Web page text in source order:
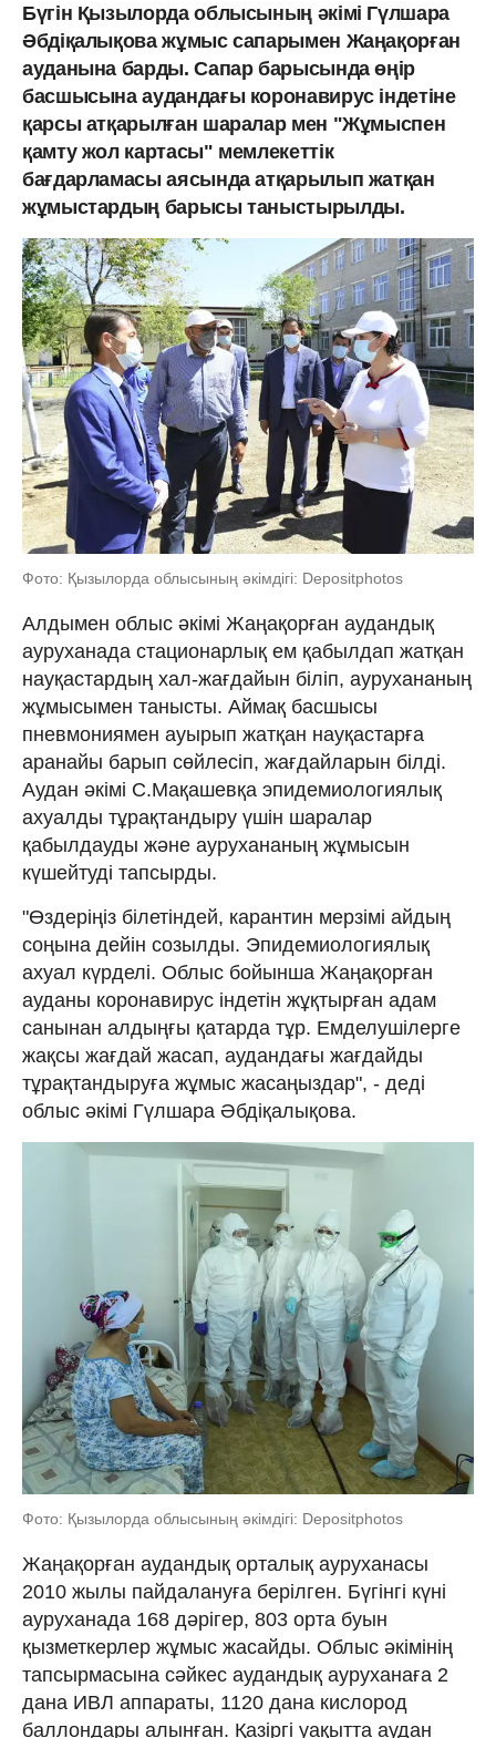
Бүгін Қызылорда облысының әкімі Гүлшара
Әбдіқалықова жұмыс сапарымен Жаңақорған
ауданына барды. Сапар барысында өңір
басшысына аудандағы коронавирус індетіне
қарсы атқарылған шаралар мен "Жұмыспен
қамту жол картасы" мемлекеттік
бағдарламасы аясында атқарылып жатқан
жұмыстардың барысы таныстырылды.
Фото: Қызылорда облысының әкімдігі: Depositphotos
Алдымен облыс әкімі Жаңақорған аудандық
ауруханада стационарлық ем қабылдап жатқан
науқастардың хал-жағдайын біліп, аурухананың
жұмысымен танысты. Аймақ басшысы
пневмониямен ауырып жатқан науқастарға
аранайы барып сөйлесіп, жағдайларын білді.
Аудан әкімі С.Мақашевқа эпидемиологиялық
ахуалды тұрақтандыру үшін шаралар
қабылдауды және аурухананың жұмысын
күшейтуді тапсырды.
"Өздеріңіз білетіндей, карантин мерзімі айдың
соңына дейін созылды. Эпидемиологиялық
ахуал күрделі. Облыс бойынша Жаңақорған
ауданы коронавирус індетін жұқтырған адам
санынан алдыңғы қатарда тұр. Емделушілерге
жақсы жағдай жасап, аудандағы жағдайды
тұрақтандыруға жұмыс жасаңыздар", - деді
облыс әкімі Гүлшара Әбдіқалықова.
Фото: Қызылорда облысының әкімдігі: Depositphotos
Жаңақорған аудандық орталық ауруханасы
2010 жылы пайдалануға берілген. Бүгінгі күні
ауруханада 168 дәрігер, 803 орта буын
қызметкерлер жұмыс жасайды. Облыс әкімінің
тапсырмасына сәйкес аудандық ауруханаға 2
дана ИВЛ аппараты, 1120 дана кислород
баллондары алынған. Қазіргі уақытта аудан